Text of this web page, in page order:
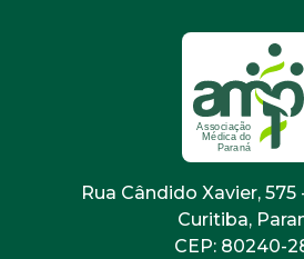
Rua Cândido Xavier, 575
Curitiba,
CEP: 80240-